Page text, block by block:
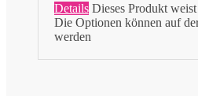
Details Dieses Produkt
Die Optionen können auf
werden